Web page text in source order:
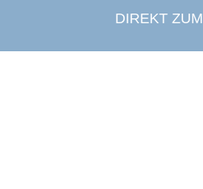
DIREKT ZUM